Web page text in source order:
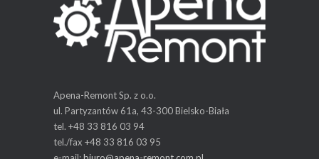
Apena-Remont Sp. z o.o.
ul. Partyzantów 61a, 43-300 Bielsko-Biała
tel. +48 33 816 03 94
tel./fax +48 33 816 03 95